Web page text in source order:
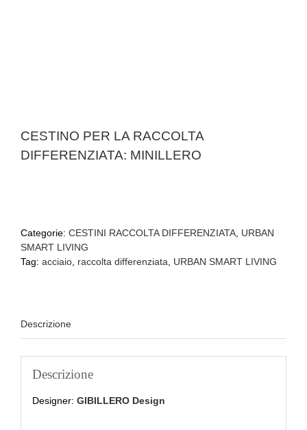
CESTINO PER LA RACCOLTA
DIFFERENZIATA: MINILLERO
Categorie: CESTINI RACCOLTA DIFFERENZIATA URBAN
SMART LIVING
Tag: acciaio raccolta differenziata URBAN SMART LIVING
Descrizione
Descrizione
Designer: GIBILLERO Design